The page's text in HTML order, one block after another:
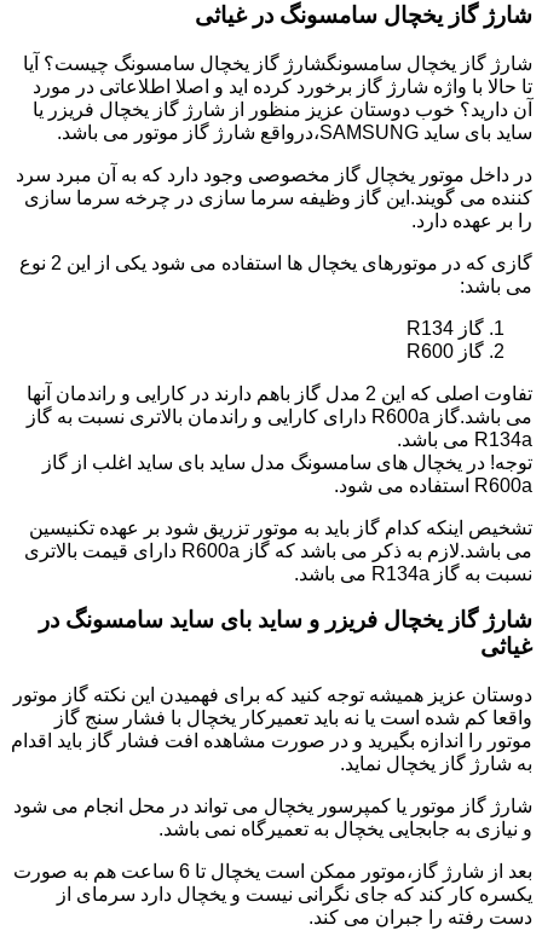
شارژ گاز یخچال سامسونگ در غیاثی
شارژ گاز یخچال سامسونگشارژ گاز یخچال سامسونگ چیست؟ آیا
تا حالا با واژه شارژ گاز برخورد کرده اید و اصلا اطلاعاتی در مورد
آن دارید؟ خوب دوستان عزیز منظور از شارژ گاز یخچال فریزر یا
ساید بای ساید SAMSUNG،درواقع شارژ گاز موتور می باشد.
در داخل موتور یخچال گاز مخصوصی وجود دارد که به آن مبرد سرد
کننده می گویند.این گاز وظیفه سرما سازی در چرخه سرما سازی
را بر عهده دارد.
گازی که در موتورهای یخچال ها استفاده می شود یکی از این 2 نوع
می باشد:
گاز R134
گاز R600
تفاوت اصلی که این 2 مدل گاز باهم دارند در کارایی و راندمان آنها
می باشد.گاز R600a دارای کارایی و راندمان بالاتری نسبت به گاز
R134a می باشد.
توجه! در یخچال های سامسونگ مدل ساید بای ساید اغلب از گاز
R600a استفاده می شود.
تشخیص اینکه کدام گاز باید به موتور تزریق شود بر عهده تکنیسین
می باشد.لازم به ذکر می باشد که گاز R600a دارای قیمت بالاتری
نسبت به گاز R134a می باشد.
شارژ گاز یخچال فریزر و ساید بای ساید سامسونگ در
غیاثی
دوستان عزیز همیشه توجه کنید که برای فهمیدن این نکته گاز موتور
واقعا کم شده است یا نه باید تعمیرکار یخچال با فشار سنج گاز
موتور را اندازه بگیرید و در صورت مشاهده افت فشار گاز باید اقدام
به شارژ گاز یخچال نماید.
شارژ گاز موتور یا کمپرسور یخچال می تواند در محل انجام می شود
و نیازی به جابجایی یخچال به تعمیرگاه نمی باشد.
بعد از شارژ گاز،موتور ممکن است یخچال تا 6 ساعت هم به صورت
یکسره کار کند که جای نگرانی نیست و یخچال دارد سرمای از
دست رفته را جبران می کند.